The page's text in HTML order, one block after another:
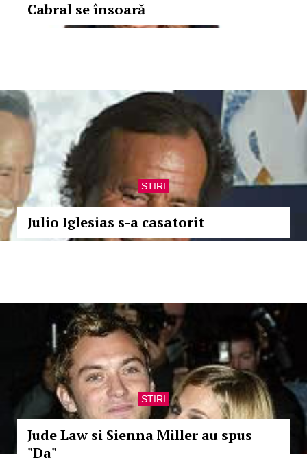
Cabral se însoară
STIRI
Julio Iglesias s-a casatorit
STIRI
Jude Law si Sienna Miller au spus
"Da"